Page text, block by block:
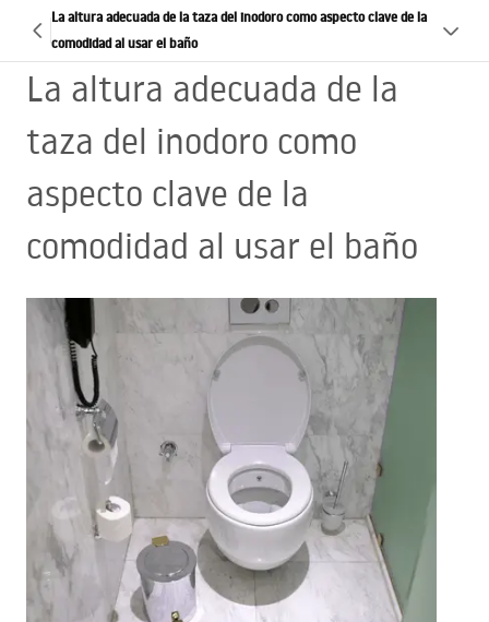
La altura adecuada de la taza del inodoro como aspecto clave de la
comodidad al usar el baño
La altura adecuada de la
taza del inodoro como
aspecto clave de la
comodidad al usar el baño